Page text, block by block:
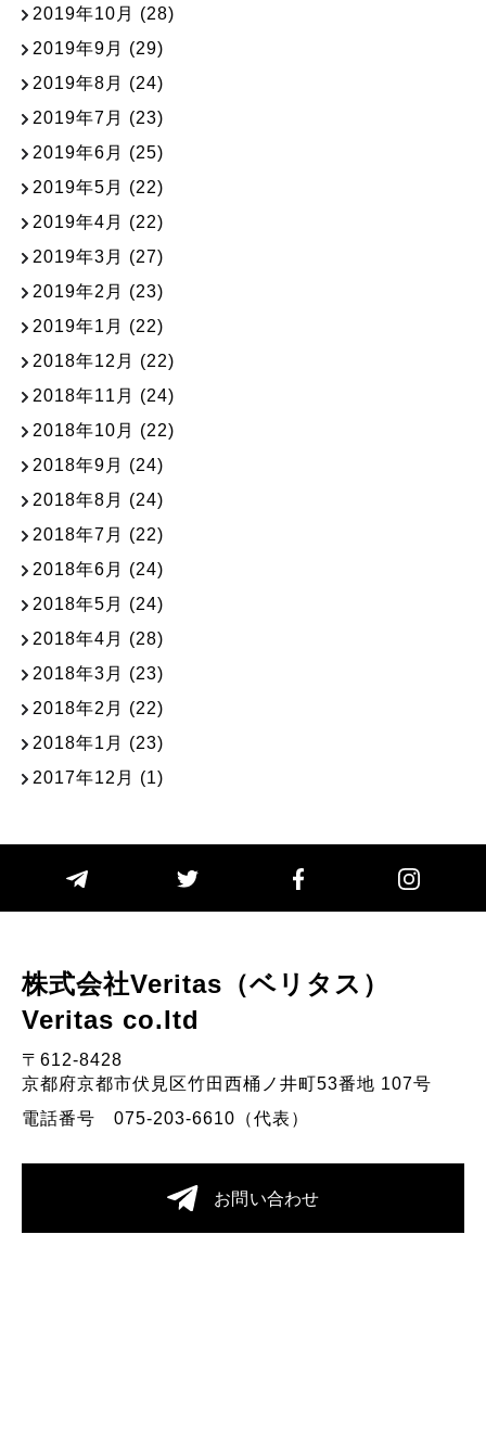
2019年10月 (28)
2019年9月 (29)
2019年8月 (24)
2019年7月 (23)
2019年6月 (25)
2019年5月 (22)
2019年4月 (22)
2019年3月 (27)
2019年2月 (23)
2019年1月 (22)
2018年12月 (22)
2018年11月 (24)
2018年10月 (22)
2018年9月 (24)
2018年8月 (24)
2018年7月 (22)
2018年6月 (24)
2018年5月 (24)
2018年4月 (28)
2018年3月 (23)
2018年2月 (22)
2018年1月 (23)
2017年12月 (1)
株式会社Veritas（ベリタス）
Veritas co.Itd
〒612-8428
京都府京都市伏見区竹田西桶ノ井町53番地 107号
電話番号 075-203-6610（代表）